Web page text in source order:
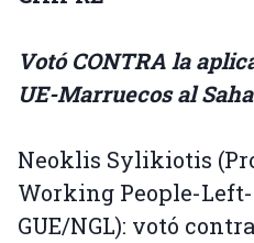
Votó CONTRA la
UE-Marruecos al
Neoklis Sylikiotis
Working People-
GUE/NGL): votó